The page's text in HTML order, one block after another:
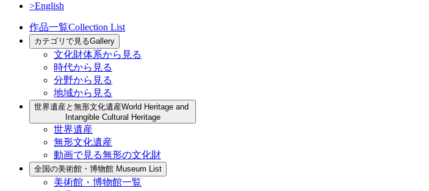
>English
作品一覧Collection List
カテゴリで見るGallery
文化財体系から見る
時代から見る
分野から見る
地域から見る
世界遺産と無形文化遺産World Heritage and
Intangible Cultural Heritage
世界遺産
無形文化遺産
動画で見る無形の文化財
全国の美術館・博物館 Museum List
美術館・博物館一覧